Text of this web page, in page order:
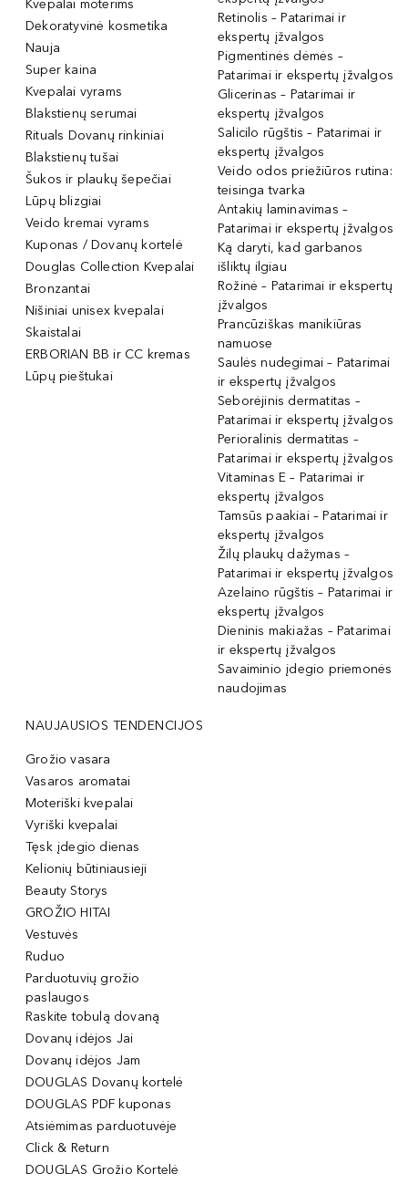
Kvepalai moterims
Dekoratyvinė kosmetika
Nauja
Super kaina
Kvepalai vyrams
Blakstienų serumai
Rituals Dovanų rinkiniai
Blakstienų tušai
Šukos ir plaukų šepečiai
Lūpų blizgiai
Veido kremai vyrams
Kuponas / Dovanų kortelė
Douglas Collection Kvepalai
Bronzantai
Nišiniai unisex kvepalai
Skaistalai
ERBORIAN BB ir CC kremas
Lūpų pieštukai
Retinolis – Patarimai ir
ekspertų įžvalgos
Pigmentinės dėmės –
Patarimai ir ekspertų įžvalgos
Glicerinas – Patarimai ir
ekspertų įžvalgos
Salicilo rūgštis – Patarimai ir
ekspertų įžvalgos
Veido odos priežiūros rutina:
teisinga tvarka
Antakių laminavimas –
Patarimai ir ekspertų įžvalgos
Ką daryti, kad garbanos
išliktų ilgiau
Rožinė – Patarimai ir ekspertų
įžvalgos
Prancūziškas manikiūras
namuose
Saulės nudegimai – Patarimai
ir ekspertų įžvalgos
Seborėjinis dermatitas –
Patarimai ir ekspertų įžvalgos
Perioralinis dermatitas –
Patarimai ir ekspertų įžvalgos
Vitaminas E – Patarimai ir
ekspertų įžvalgos
Tamsūs paakiai – Patarimai ir
ekspertų įžvalgos
Žilų plaukų dažymas –
Patarimai ir ekspertų įžvalgos
Azelaino rūgštis – Patarimai ir
ekspertų įžvalgos
Dieninis makiažas – Patarimai
ir ekspertų įžvalgos
Savaiminio įdegio priemonės
naudojimas
NAUJAUSIOS TENDENCIJOS
Grožio vasara
Vasaros aromatai
Moteriški kvepalai
Vyriški kvepalai
Tęsk įdegio dienas
Kelionių būtiniausieji
Beauty Storys
GROŽIO HITAI
Vestuvės
Ruduo
Parduotuvių grožio
paslaugos
Raskite tobulą dovaną
Dovanų idėjos Jai
Dovanų idėjos Jam
DOUGLAS Dovanų kortelė
DOUGLAS PDF kuponas
Atsiėmimas parduotuvėje
Click & Return
DOUGLAS Grožio Kortelė